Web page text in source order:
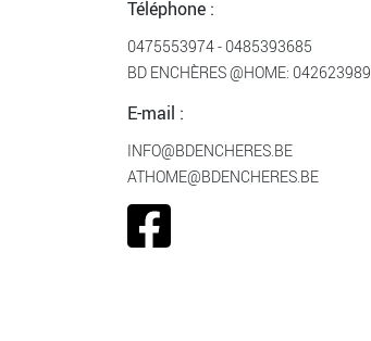
Téléphone :
0475553974- 0485393685
BD ENCHÈRES @HOME: 042623989
E-mail :
INFO@BDENCHERES.BE
ATHOME@BDENCHERES.BE